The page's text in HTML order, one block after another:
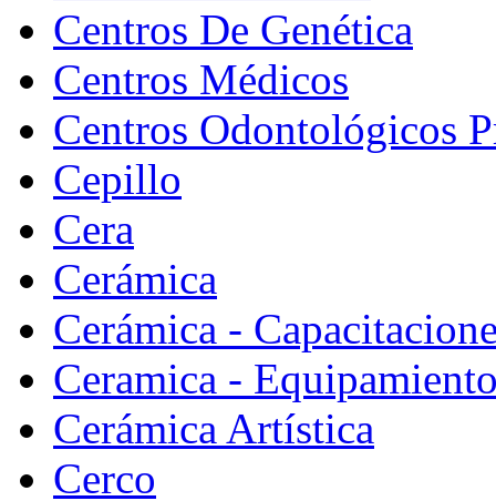
Centros De Genética
Centros Médicos
Centros Odontológicos
Cepillo
Cera
Cerámica
Cerámica -
Ceramica -
Cerámica Artística
Cerco